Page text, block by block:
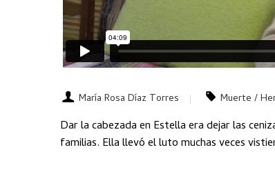
María Rosa Díaz Torres Muerte /
Dar la cabezada en Estella era dejar las
familias. Ella llevó el luto muchas veces